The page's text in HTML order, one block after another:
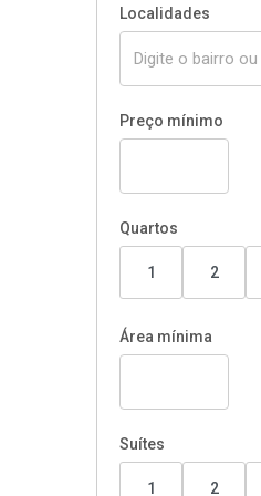
Localidades
Preço mínimo
Quartos
1 2
Área mínima
Suítes
1 2